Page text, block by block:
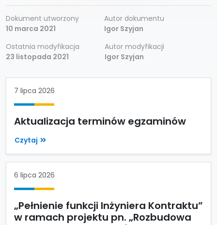
Dokument utworzony
10 marca 2021
Autor dokumentu
Igor Szyjan
Ostatnia modyfikacja
23 listopada 2021
Autor modyfikacji
Igor Szyjan
7 lipca 2026
Aktualizacja terminów egzaminów
Czytaj
6 lipca 2026
„Pełnienie funkcji Inżyniera Kontraktu”
w ramach projektu pn. „Rozbudowa